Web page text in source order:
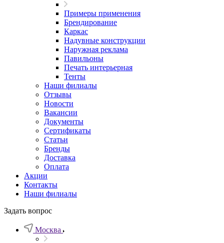
Примеры применения
Брендирование
Каркас
Надувные конструкции
Наружная реклама
Павильоны
Печать интерьерная
Тенты
Наши филиалы
Отзывы
Новости
Вакансии
Документы
Cертификаты
Статьи
Бренды
Доставка
Оплата
Акции
Контакты
Наши филиалы
Задать вопрос
Москва